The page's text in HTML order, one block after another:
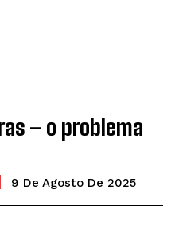
– o problema
9 De Agosto De 2025